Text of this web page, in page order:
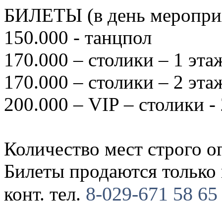
БИЛЕТЫ (в день
150.000 - танцпол
170.000 – столики – 1
170.000 – столики – 2
200.000 – VIP – столики -
Количество мест строго
Билеты продаются
конт. тел. 8-029-671 58 65